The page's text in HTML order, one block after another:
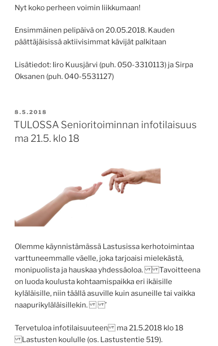
Nyt koko perheen voimin liikkumaan!
Ensimmäinen pelipäivä on 20.05.2018. Kauden
päättäjäisissä aktiivisimmat kävijät palkitaan
Lisätiedot: Iiro Kuusjärvi (puh. 050-3310113) ja Sirpa
Oksanen (puh. 040-5531127)
JULKAISTU
8.5.2018
TULOSSA Senioritoiminnan infotilaisuus
ma 21.5. klo 18
Olemme käynnistämässä Lastusissa kerhotoimintaa
varttuneemmalle väelle, joka tarjoaisi mielekästä,
monipuolista ja hauskaa yhdessäoloa. Tavoitteena
on luoda koulusta kohtaamispaikka eri ikäisille
kyläläisille, niin täällä asuville kuin asuneille tai vaikka
naapurikyläläisillekin. ’
Tervetuloa infotilaisuuteen ma 21.5.2018 klo 18
Lastusten koululle (os. Lastustentie 519).